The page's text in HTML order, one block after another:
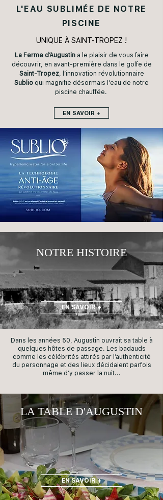
L'EAU SUBLIMÉE DE NOTRE
PISCINE
UNIQUE À SAINT-TROPEZ !
La Ferme d’Augustina le plaisir de vous faire
découvrir, en avant-première dans le golfe de
Saint-Tropez, l’innovation révolutionnaire
Sublio qui magnifie désormais l'eau de notre
piscine chauffée.
EN SAVOIR +
NOTRE HISTOIRE
EN SAVOIR +
Dans les années 50, Augustin ouvrait sa table à
quelques hôtes de passage. Les badauds
comme les célébrités attirés par l’authenticité
du personnage et des lieux décidaient parfois
même d’y passer la nuit...
LA TABLE D'AUGUSTIN
EN SAVOIR +